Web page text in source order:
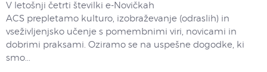
V letošnji četrti številki e-Novičkah
ACS prepletamo kulturo, izobraževanje (odraslih) in
vseživljenjsko učenje s pomembnimi viri, novicami in
dobrimi praksami. Oziramo se na uspešne dogodke, ki
smo...